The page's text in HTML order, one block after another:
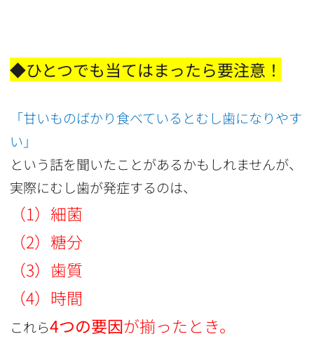
◆ひとつでも当てはまったら要注意！
「甘いものばかり食べているとむし歯になりやす
い」
という話を聞いたことがあるかもしれませんが、
実際にむし歯が発症するのは、
（1）細菌
（2）糖分
（3）歯質
（4）時間
これら4つの要因が揃ったとき。